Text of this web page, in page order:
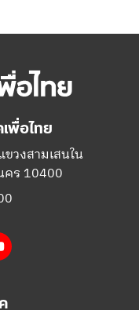
พื่อไทย
วงสามเสนใน
คร 10400